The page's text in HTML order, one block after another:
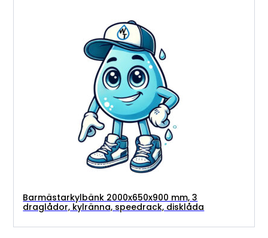
Barmästarkylbänk 2000x650x900 mm, 3
draglådor, kylränna, speedrack, disklåda